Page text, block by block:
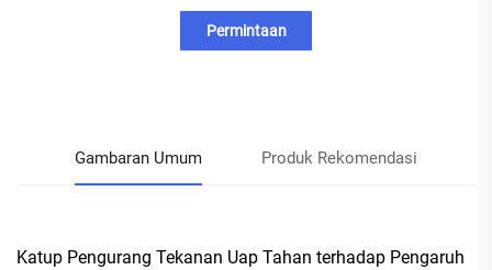
Permintaan
Gambaran Umum Produk Rekomendasi
Katup Pengurang Tekanan Uap Tahan terhadap Pengaruh